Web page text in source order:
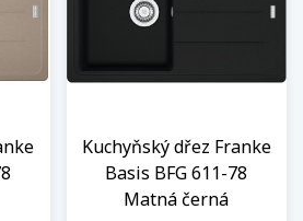
Kuchyňský dřez Franke
Basis BFG 611-78
Matná černá